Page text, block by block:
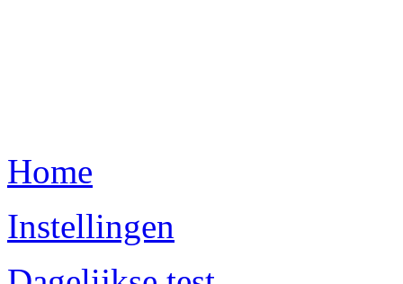
Home
Instellingen